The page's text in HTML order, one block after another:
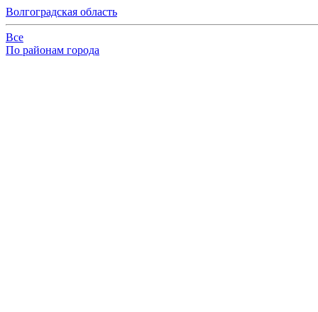
Волгоградская область
Все
По районам города